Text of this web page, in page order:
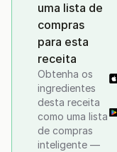
uma lista de
compras
para esta
receita
Obtenha os
ingredientes
desta receita
como uma lista
de compras
inteligente —